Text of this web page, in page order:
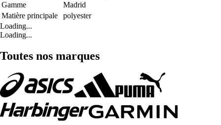
Gamme
Madrid
Matière principale
polyester
Loading...
Loading...
Toutes nos marques